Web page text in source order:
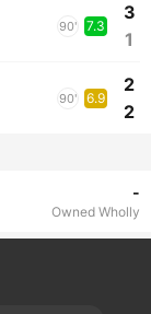
90' 7.3
3
1
90' 6.9
2
2
-
Owned Wholly